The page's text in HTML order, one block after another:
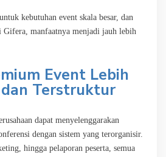
kebutuhan event skala besar, dan
manfaatnya menjadi jauh lebih
Event Lebih
Terstruktur
dapat menyelenggarakan
dengan sistem yang terorganisir.
hingga pelaporan peserta, semua